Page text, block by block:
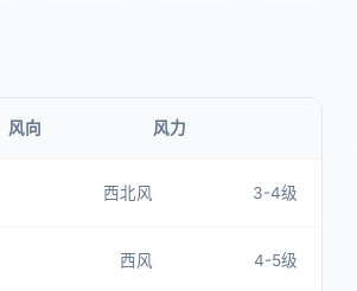
风向 风力
西北风 3-4级
西风 4-5级